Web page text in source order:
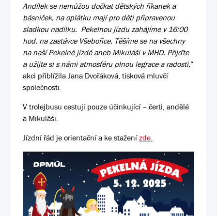
Andílek se nemůžou dočkat dětských říkanek a
básniček, na oplátku mají pro děti připravenou
sladkou nadílku. Pekelnou jízdu zahájíme v 16:00
hod. na zastávce Všebořice. Těšíme se na všechny
na naší Pekelné jízděaneb Mikuláši v MHD. Přijďte
a užijte si s námi atmosféru plnou legrace a radosti,“
akci přiblížila Jana Dvořáková, tisková mluvčí
společnosti.
V trolejbusu cestují pouze účinkující – čerti, andělé
a Mikuláši.
Jízdní řád je orientační a ke staženízde.